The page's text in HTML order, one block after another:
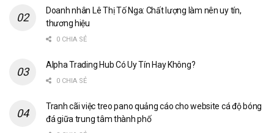
Doanh nhân Lê Thị Tố Nga: Chất lượng làm nên uy tín,
thương hiệu
0 CHIA SẺ
Alpha Trading Hub Có Uy Tín Hay Không?
0 CHIA SẺ
Tranh cãi việc treo pano quảng cáo cho website cá độ bóng
đá giữa trung tâm thành phố